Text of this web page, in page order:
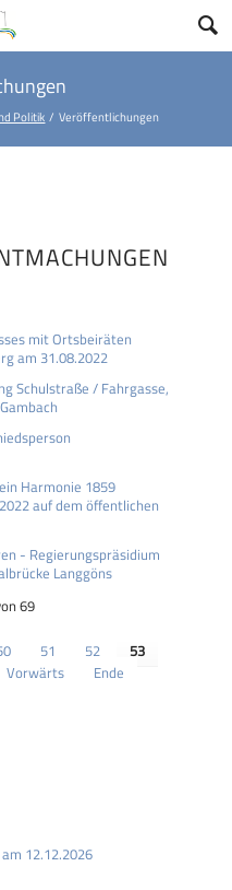
Politik Veröffentlichungen
mit Ortsbeiräten
am 31.08.2022
Schulstraße / Fahrgasse,
Harmonie 1859
auf dem öffentlichen
- Regierungspräsidium
Langgöns
69
51 52
53
Vorwärts Ende
12.12.2026